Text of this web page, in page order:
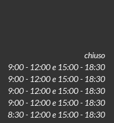
chiuso
9:00 - 12:00 e 15:00 - 18:30
9:00 - 12:00 e 15:00 - 18:30
9:00 - 12:00 e 15:00 - 18:30
9:00 - 12:00 e 15:00 - 18:30
8:30 - 12:00 e 15:00 - 18:30